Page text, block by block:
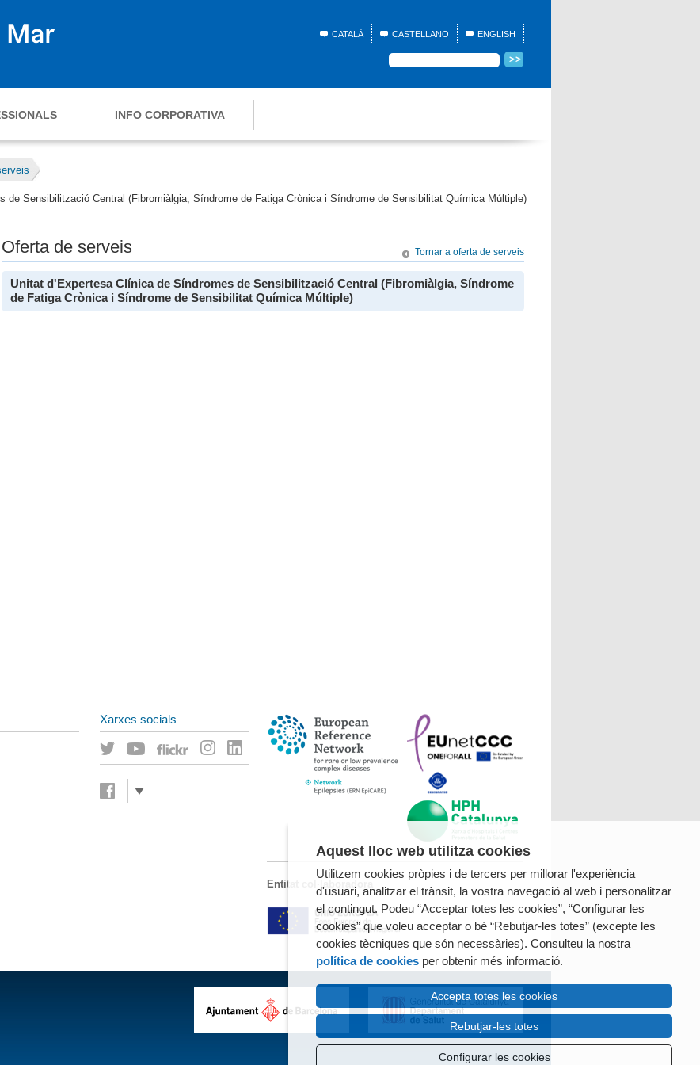
CATALÀ CASTELLANO ENGLISH
INFO CORPORATIVA
de Sensibilització Central (Fibromiàlgia, Síndrome de Fatiga Crònica i Síndrome de Sensibilitat Química Múltiple)
Tornar a oferta de serveis
Oferta de serveis
Unitat d'Expertesa Clínica de Síndromes de Sensibilització Central (Fibromiàlgia, Síndrome
de Fatiga Crònica i Síndrome de Sensibilitat Química Múltiple)
Xarxes socials
Entitat col·laboradora
Aquest lloc web utilitza cookies
Utilitzem cookies pròpies i de tercers per millorar l'experiència
d'usuari, analitzar el trànsit, la vostra navegació al web i personalitzar
el contingut. Podeu “Acceptar totes les cookies”, “Configurar les
cookies” que voleu acceptar o bé “Rebutjar-les totes” (excepte les
cookies tècniques que són necessàries). Consulteu la nostra
política de cookies per obtenir més informació.
Accepta totes les cookies
Rebutjar-les totes
Configurar les cookies